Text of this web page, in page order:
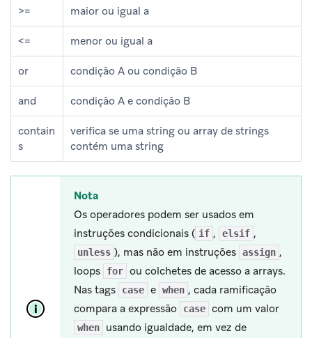
>= maior ou igual a
<= menor ou igual a
or condição A ou condição B
and condição A e condição B
contain
s
verifica se uma string ou array de strings
contém uma string
Nota
Os operadores podem ser usados em
instruções condicionais ( if , elsif ,
unless ), mas não em instruções assign ,
loops
for ou colchetes de acesso a arrays.
Nas tags
case e when , cada ramificação
compara a expressão
case com um valor
when
usando igualdade, em vez de